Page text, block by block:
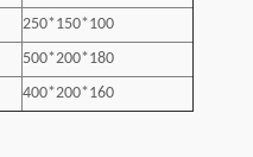
250*150*100
500*200*180
400*200*160